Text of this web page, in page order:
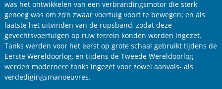
was het ontwikkelen van een verbrandingsmotor die sterk
genoeg was om zo’n zwaar voertuig voort te bewegen; en als
laatste het uitvinden van de rupsband, zodat deze
gevechtsvoertuigen op ruw terrein konden worden ingezet.
Tanks werden voor het eerst op grote schaal gebruikt tijdens de
Eerste Wereldoorlog, en tijdens de Tweede Wereldoorlog
werden modernere tanks ingezet voor zowel aanvals- als
verdedigingsmanoeuvres.